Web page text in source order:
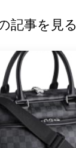
記事を見る